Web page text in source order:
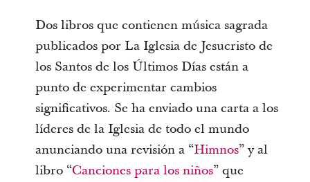
Dos libros que contienen música sagrada
publicados por La Iglesia de Jesucristo de
los Santos de los Últimos Días están a
punto de experimentar cambios
significativos. Se ha enviado una carta a los
líderes de la Iglesia de todo el mundo
anunciando una revisión a “Himnos” y al
libro “Canciones para los niños” que